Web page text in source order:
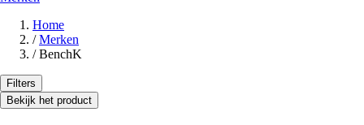
Home
/ Merken
/ BenchK
Filters
Bekijk het product